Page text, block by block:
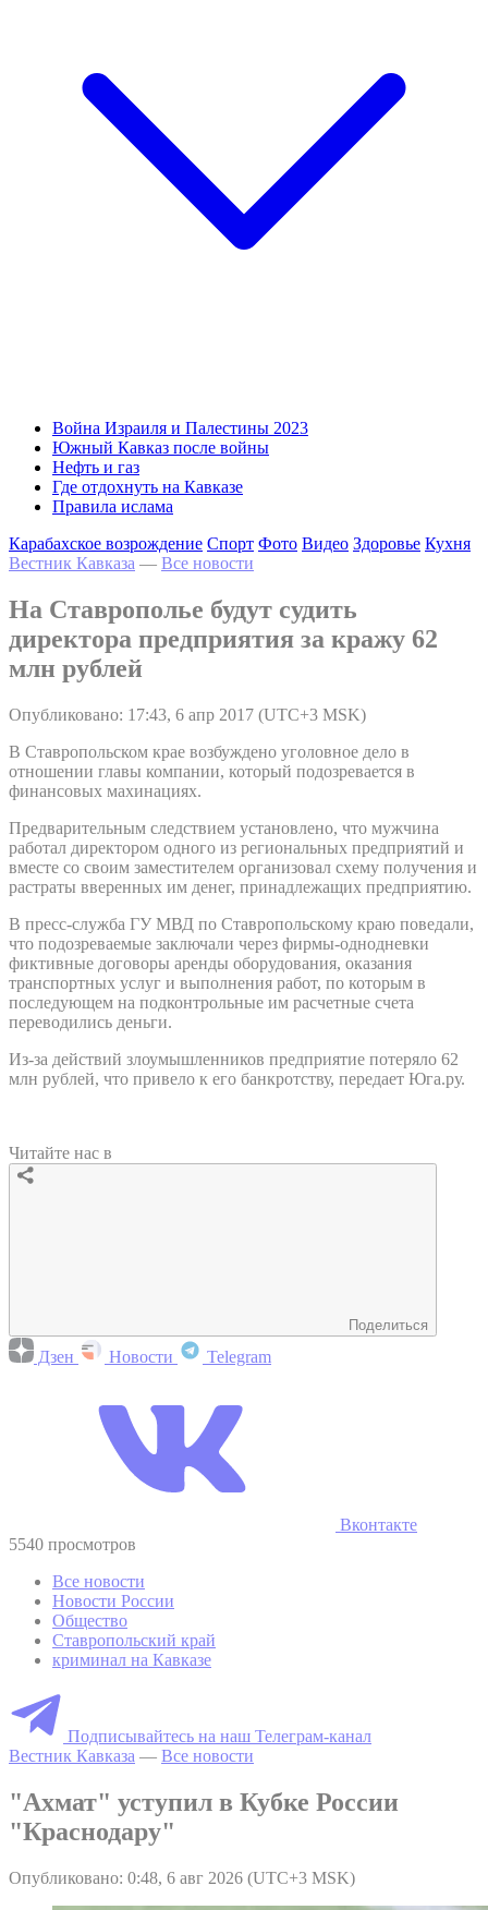
Война Израиля и Палестины 2023
Южный Кавказ после войны
Нефть и газ
Где отдохнуть на Кавказе
Правила ислама
Карабахское возрождение Спорт Фото Видео Здоровье Кухня
Вестник Кавказа — Все новости
На Ставрополье будут судить
директора предприятия за кражу 62
млн рублей
Опубликовано: 17:43, 6 апр 2017 (UTC+3 MSK)
В Ставропольском крае возбуждено уголовное дело в
отношении главы компании, который подозревается в
финансовых махинациях.
Предварительным следствием установлено, что мужчина
работал директором одного из региональных предприятий и
вместе со своим заместителем организовал схему получения и
растраты вверенных им денег, принадлежащих предприятию.
В пресс-служба ГУ МВД по Ставропольскому краю поведали,
что подозреваемые заключали через фирмы-однодневки
фиктивные договоры аренды оборудования, оказания
транспортных услуг и выполнения работ, по которым в
последующем на подконтрольные им расчетные счета
переводились деньги.
Из-за действий злоумышленников предприятие потеряло 62
млн рублей, что привело к его банкротству, передает Юга.ру.
Читайте нас в
Поделиться
Дзен Новости Telegram
Вконтакте
5540 просмотров
Все новости
Новости России
Общество
Ставропольский край
криминал на Кавказе
Подписывайтесь на наш Телеграм-канал
Вестник Кавказа — Все новости
"Ахмат" уступил в Кубке России
"Краснодару"
Опубликовано: 0:48, 6 авг 2026 (UTC+3 MSK)